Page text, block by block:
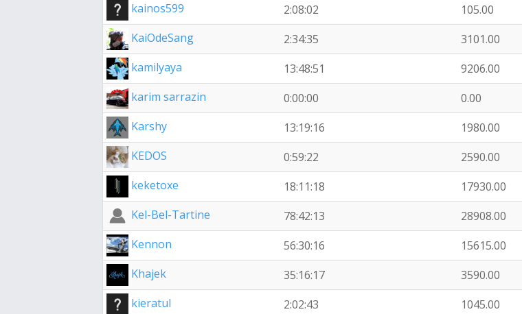
kainos599
2:08:02
105.00
KaiOdeSang
2:34:35
3101.00
kamilyaya
13:48:51
9206.00
karim sarrazin
0:00:00
0.00
Karshy
13:19:16
1980.00
KEDOS
0:59:22
2590.00
keketoxe
18:11:18
17930.00
Kel-Bel-Tartine
78:42:13
28908.00
Kennon
56:30:16
15615.00
Khajek
35:16:17
3590.00
kieratul
2:02:43
1045.00